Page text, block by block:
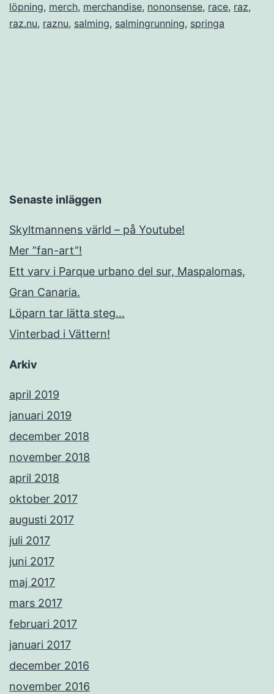
löpning, merch, merchandise, nononsense, race, raz,
raz.nu, raznu, salming, salmingrunning, springa
Senaste inläggen
Skyltmannens värld – på Youtube!
Mer ”fan-art”!
Ett varv i Parque urbano del sur, Maspalomas,
Gran Canaria.
Löparn tar lätta steg…
Vinterbad i Vättern!
Arkiv
april 2019
januari 2019
december 2018
november 2018
april 2018
oktober 2017
augusti 2017
juli 2017
juni 2017
maj 2017
mars 2017
februari 2017
januari 2017
december 2016
november 2016